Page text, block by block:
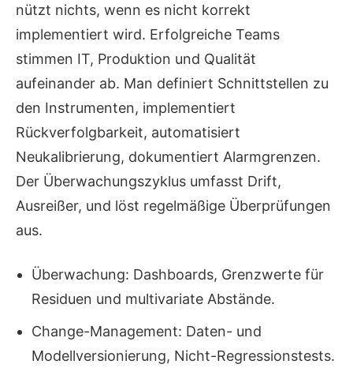
nützt nichts, wenn es nicht korrekt
implementiert wird. Erfolgreiche Teams
stimmen IT, Produktion und Qualität
aufeinander ab. Man definiert Schnittstellen zu
den Instrumenten, implementiert
Rückverfolgbarkeit, automatisiert
Neukalibrierung, dokumentiert Alarmgrenzen.
Der Überwachungszyklus umfasst Drift,
Ausreißer, und löst regelmäßige Überprüfungen
aus.
Überwachung: Dashboards, Grenzwerte für
Residuen und multivariate Abstände.
Change-Management: Daten- und
Modellversionierung, Nicht-Regressionstests.